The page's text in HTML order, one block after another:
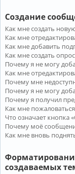
Создание
Как мне создать
Как мне
Как мне добавить
Как мне создать
Почему я не могу
Как мне
Почему мне
Почему я не могу
Почему я получил
Как мне
Что означает кнопка
Почему моё
Как мне вновь
создаваемых